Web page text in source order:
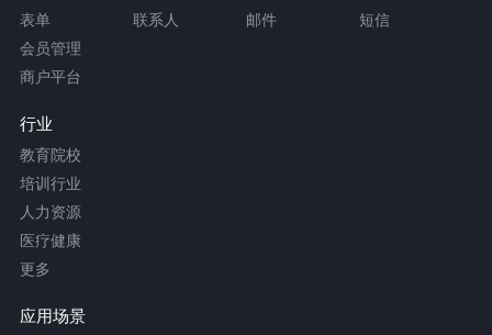
表单 联系人 邮件
短信
会员管理
商户平台
行业
教育院校
培训行业
人力资源
医疗健康
更多
应用场景